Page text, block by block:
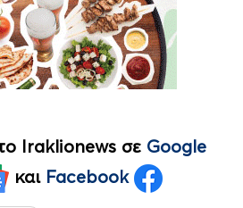
Iraklionews σε Google
και Facebook